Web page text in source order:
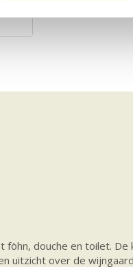
douche en toilet. De
uitzicht over de